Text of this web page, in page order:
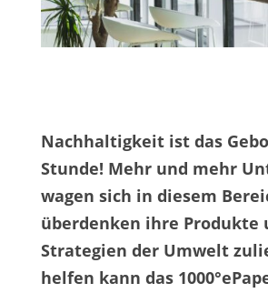
Nachhaltigkeit ist das
Stunde! Mehr und mehr
wagen sich in diesem
überdenken ihre Produkte
Strategien der Umwelt
helfen kann das